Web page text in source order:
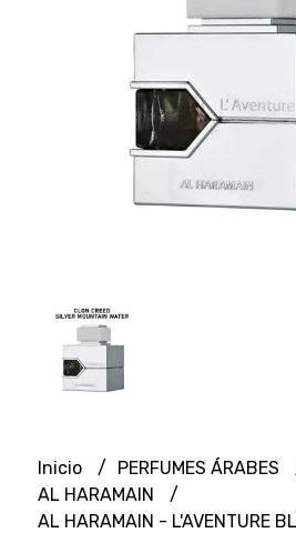
Inicio
PERFUMES ÁRABES
AL HARAMAIN
AL HARAMAIN - L'AVENTURE